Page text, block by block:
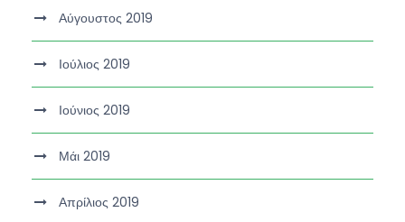
Αύγουστος 2019
Ιούλιος 2019
Ιούνιος 2019
Μάι 2019
Απρίλιος 2019